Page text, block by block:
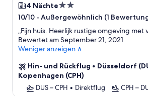
4 Nächte2.0-
Sterne-
Unterkunft
10/10 - Außergewöhnlich (1
„Fijn huis. Heerlijk rustige omgeving met
Bewertet am September 21, 2021
Weniger anzeigen ∧
Hin- und Rückflug • Düsseldorf
Kopenhagen (CPH)
DUS – CPH • Direktflug CPH –